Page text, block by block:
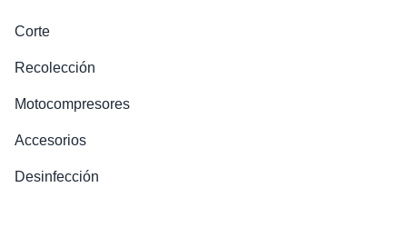
Corte
Recolección
Motocompresores
Accesorios
Desinfección